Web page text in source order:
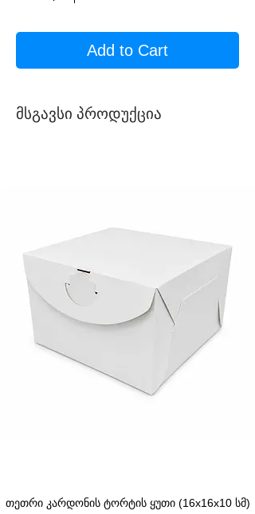
Add to Cart
მსგავსი პროდუქცია
თეთრი კარდონის ტორტის ყუთი (16x16x10 სმ)